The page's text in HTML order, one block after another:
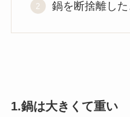
鍋を断捨離し
1.鍋は大きくて重い